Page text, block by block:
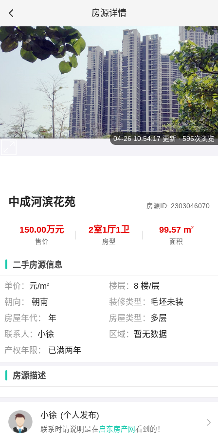
房源详情
中成河滨花苑 房源ID: 2303046070
150.00万元
售价
2室1厅1卫
房型
99.57 m2
面积
04-26 10:54:17更新 · 596次浏览
二手房源信息
单价： 元/m2 楼层： 8 楼/层
朝向：
朝南 装修类型： 毛坯未装
房屋年代：
年 房屋类型： 多层
联系人：小徐 区域： 暂无数据
产权年限：
已满两年
房源描述
小徐 (个人发布)
联系时请说明是在启东房产网看到的！